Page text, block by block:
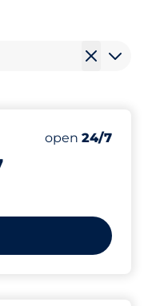
Number of
Total
Electric Car
Friday&nbsp
open 24/7